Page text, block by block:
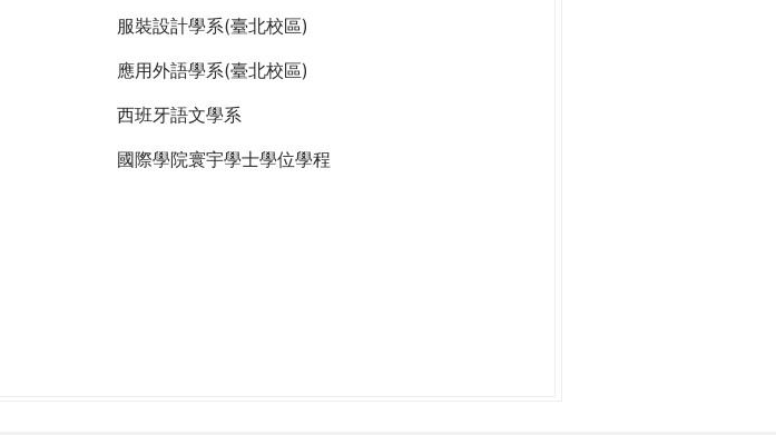
服裝設計學系(臺北校區)
應用外語學系(臺北校區)
西班牙語文學系
國際學院寰宇學士學位學程